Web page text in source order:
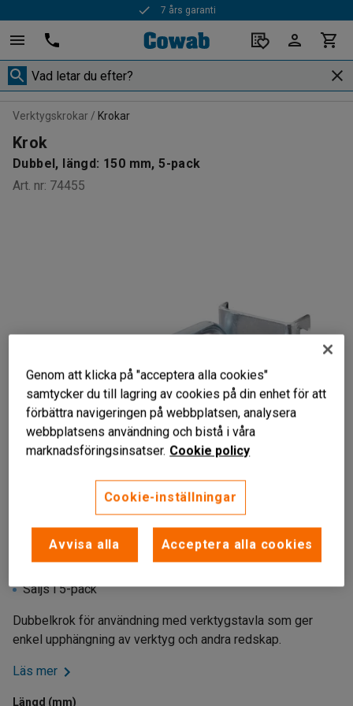
7 års garanti
Verktygskrokar Krokar
Krok
Dubbel, längd: 150 mm, 5-pack
Art. nr: 74455
För verktygstavlor
Säljs i 5-pack
Dubbelkrok för användning med verktygstavla som ger
enkel upphängning av verktyg och andra redskap.
Läs mer
Längd (mm)
Genom att klicka på "acceptera alla cookies"
samtycker du till lagring av cookies på din enhet för att
förbättra navigeringen på webbplatsen, analysera
webbplatsens användning och bistå i våra
marknadsföringsinsatser. Cookie policy
Cookie-inställningar
Avvisa alla Acceptera alla cookies